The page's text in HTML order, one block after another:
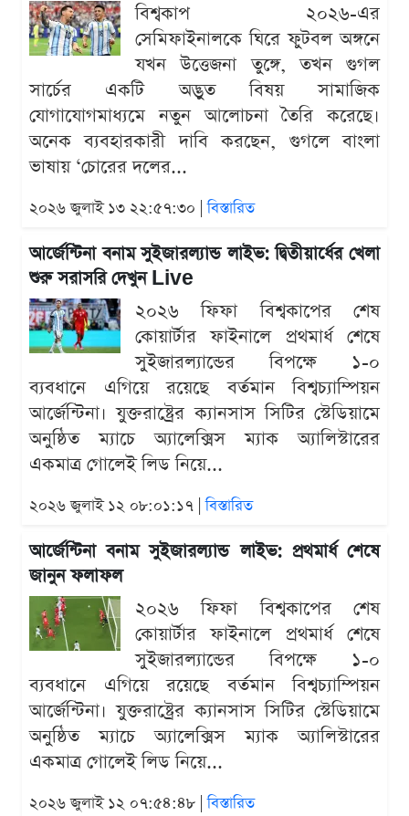
বিশ্বকাপ ২০২৬-এর
সেমিফাইনালকে ঘিরে ফুটবল অঙ্গনে
যখন উত্তেজনা তুঙ্গে, তখন গুগল
সার্চের একটি অদ্ভুত বিষয় সামাজিক
যোগাযোগমাধ্যমে নতুন আলোচনা তৈরি করেছে।
অনেক ব্যবহারকারী দাবি করছেন, গুগলে বাংলা
ভাষায় ‘চোরের দলের...
২০২৬ জুলাই ১৩ ২২:৫৭:৩০ |বিস্তারিত
আর্জেন্টিনা বনাম সুইজারল্যান্ড লাইভ: দ্বিতীয়ার্ধের খেলা
শুরু সরাসরি দেখুন Live
২০২৬ ফিফা বিশ্বকাপের শেষ
কোয়ার্টার ফাইনালে প্রথমার্ধ শেষে
সুইজারল্যান্ডের বিপক্ষে ১-০
ব্যবধানে এগিয়ে রয়েছে বর্তমান বিশ্বচ্যাম্পিয়ন
আর্জেন্টিনা। যুক্তরাষ্ট্রের ক্যানসাস সিটির স্টেডিয়ামে
অনুষ্ঠিত ম্যাচে অ্যালেক্সিস ম্যাক অ্যালিস্টারের
একমাত্র গোলেই লিড নিয়ে...
২০২৬ জুলাই ১২ ০৮:০১:১৭ |বিস্তারিত
আর্জেন্টিনা বনাম সুইজারল্যান্ড লাইভ: প্রথমার্ধ শেষে
জানুন ফলাফল
২০২৬ ফিফা বিশ্বকাপের শেষ
কোয়ার্টার ফাইনালে প্রথমার্ধ শেষে
সুইজারল্যান্ডের বিপক্ষে ১-০
ব্যবধানে এগিয়ে রয়েছে বর্তমান বিশ্বচ্যাম্পিয়ন
আর্জেন্টিনা। যুক্তরাষ্ট্রের ক্যানসাস সিটির স্টেডিয়ামে
অনুষ্ঠিত ম্যাচে অ্যালেক্সিস ম্যাক অ্যালিস্টারের
একমাত্র গোলেই লিড নিয়ে...
২০২৬ জুলাই ১২ ০৭:৫৪:৪৮ |বিস্তারিত